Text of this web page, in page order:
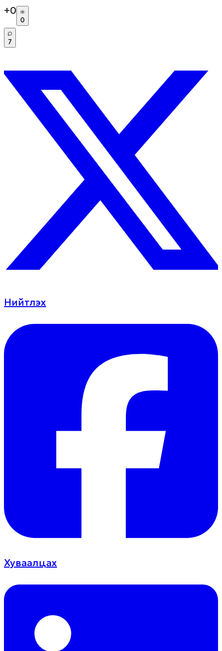
+0
0
7
Нийтлэх
Хуваалцах